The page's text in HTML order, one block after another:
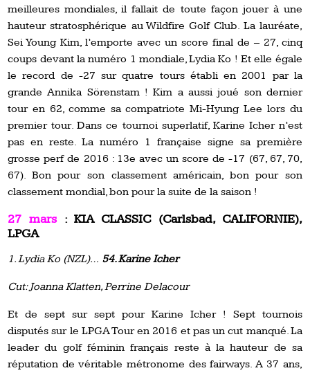
meilleures mondiales, il fallait de toute façon jouer à une
hauteur stratosphérique au Wildfire Golf Club. La lauréate,
Sei Young Kim, l’emporte avec un score final de – 27, cinq
coups devant la numéro 1 mondiale, Lydia Ko ! Et elle égale
le record de -27 sur quatre tours établi en 2001 par la
grande Annika Sörenstam ! Kim a aussi joué son dernier
tour en 62, comme sa compatriote Mi-Hyung Lee lors du
premier tour. Dans ce tournoi superlatif, Karine Icher n’est
pas en reste. La numéro 1 française signe sa première
grosse perf de 2016 : 13e avec un score de -17 (67, 67, 70,
67). Bon pour son classement américain, bon pour son
classement mondial, bon pour la suite de la saison !
27 mars: KIA CLASSIC (Carlsbad, CALIFORNIE),
LPGA
1. Lydia Ko (NZL)… 54. Karine Icher
Cut: Joanna Klatten, Perrine Delacour
Et de sept sur sept pour Karine Icher ! Sept tournois
disputés sur le LPGA Tour en 2016 et pas un cut manqué. La
leader du golf féminin français reste à la hauteur de sa
réputation de véritable métronome des fairways. A 37 ans,